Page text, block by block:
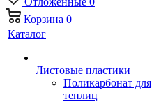
Корзина 0
Каталог
Листовые пластики
Поликарбонат для
теплиц